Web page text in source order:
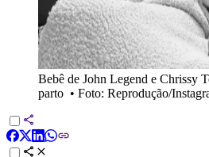
Bebê de John Legend e Chrissy
parto • Foto: Reprodução/